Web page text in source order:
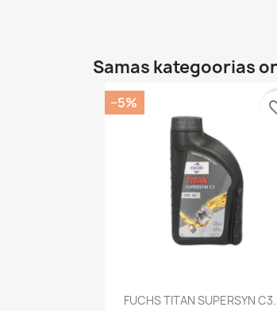
Samas kategoorias
Kiirvaade
FUCHS TITAN SUPERSYN
−5%